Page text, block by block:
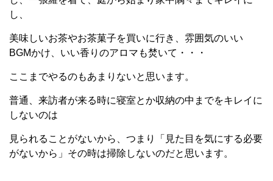
し、
美味しいお茶やお茶菓子を買いに行き、雰囲気のいい
BGMかけ、いい香りのアロマも焚いて・・・
ここまでやるのもあまりないと思います。
普通、来訪者が来る時に寝室とか収納の中までをキレイに
しないのは
見られることがないから、つまり「見た目を気にする必要
がないから」その時は掃除しないのだと思います。